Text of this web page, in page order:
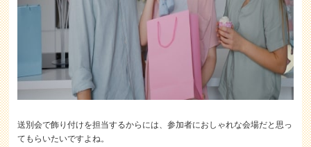
送別会で飾り付けを担当するからには、参加者におしゃれな会場だと思っ
てもらいたいですよね。